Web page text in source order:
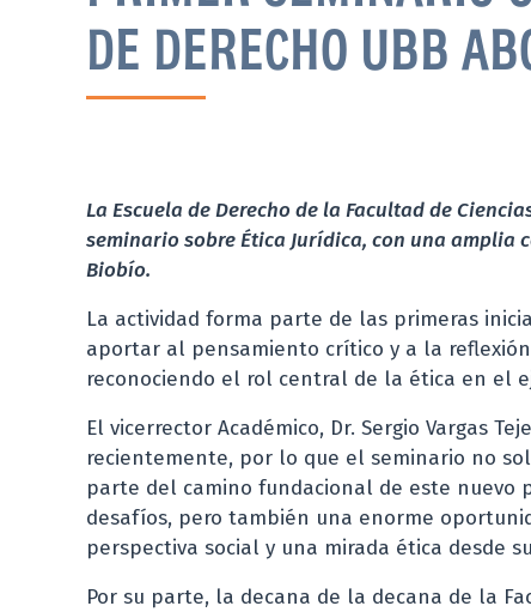
DE DERECHO UBB
La Escuela de Derecho de la Facultad de
seminario sobre Ética Jurídica, con una
Biobío.
La actividad forma parte de las primeras
aportar al pensamiento crítico y a la
reconociendo el rol central de la ética en el
El vicerrector Académico, Dr. Sergio Vargas
recientemente, por lo que el seminario no
parte del camino fundacional de este nuevo
desafíos, pero también una enorme
perspectiva social y una mirada ética desde
Por su parte, la decana de la decana de la